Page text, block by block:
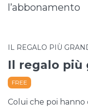
l’abbonamento
IL REGALO PIÙ
Il regalo più
FREE
Colui che poi hanno